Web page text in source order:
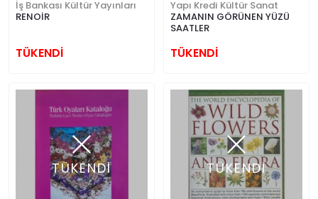
İş Bankası Kültür Yayınları
RENOİR
TÜKENDİ
Yapı Kredi Kültür Sanat
ZAMANIN GÖRÜNEN YÜZÜ
SAATLER
TÜKENDİ
TÜKENDİ TÜKENDİ